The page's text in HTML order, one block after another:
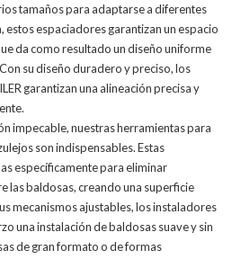
tamaños para adaptarse a diferentes
estos espaciadores garantizan un espacio
da como resultado un diseño uniforme
su diseño duradero y preciso, los
garantizan una alineación precisa y
impecable, nuestras herramientas para
son indispensables. Estas
específicamente para eliminar
las baldosas, creando una superficie
mecanismos ajustables, los instaladores
una instalación de baldosas suave y sin
de gran formato o de formas